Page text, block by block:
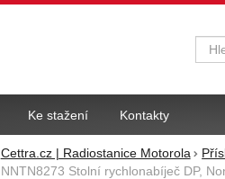
Cettra.cz | Radiostanice Motorola
NNTN8273 Stolní rychlonabíječ DP,
Ke stažení Kontakty